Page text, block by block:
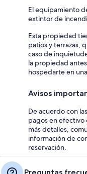
El equipamiento
extintor de
Esta propiedad
patios y terrazas,
caso de
la propiedad
hospedarte en
Avisos
De acuerdo con
pagos en efectivo
más detalles,
información de
reservación.